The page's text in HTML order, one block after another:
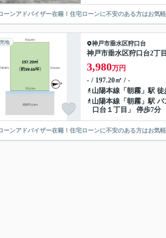
ーンアドバイザー在籍！住宅ローンに不安のある方はお気軽
売地 神戸市垂水区狩口台
神戸市垂水区狩口台2丁目
3,980万円
- / 197.20㎡ / -
山陽本線 「 朝霧 」駅
山陽本線 「 朝霧 」駅
口台１丁目」 停歩7分
ーンアドバイザー在籍！住宅ローンに不安のある方はお気軽